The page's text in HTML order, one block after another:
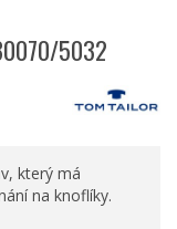
5032
který má
na knoflíky.